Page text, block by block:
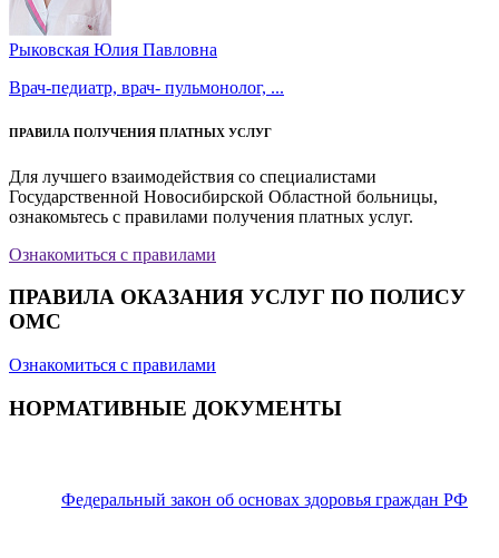
Рыковская Юлия Павловна
Врач-педиатр, врач- пульмонолог, ...
ПРАВИЛА ПОЛУЧЕНИЯ ПЛАТНЫХ УСЛУГ
Для лучшего взаимодействия со специалистами
Государственной Новосибирской Областной больницы,
ознакомьтесь с правилами получения платных услуг.
Ознакомиться с правилами
ПРАВИЛА ОКАЗАНИЯ УСЛУГ ПО ПОЛИСУ
ОМС
Ознакомиться с правилами
НОРМАТИВНЫЕ ДОКУМЕНТЫ
Федеральный закон об основах здоровья граждан РФ